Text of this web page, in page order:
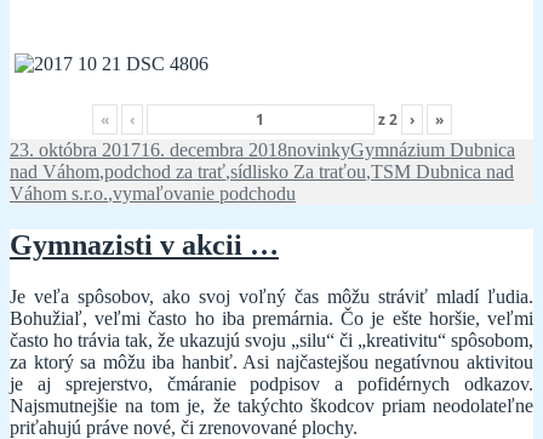
« ‹ z2 ›
»
Publikované
23. októbra 201716. decembra 2018Kategórie
novinkyZnačky
Gymnázium Dubnica
nad Váhom,podchod za trať,sídlisko Za traťou,TSM Dubnica nad
Váhom s.r.o.,vymaľovanie podchodu
Gymnazisti v akcii …
Je veľa spôsobov, ako svoj voľný čas môžu stráviť mladí ľudia.
Bohužiaľ, veľmi často ho iba premárnia. Čo je ešte horšie, veľmi
často ho trávia tak, že ukazujú svoju „silu“ či „kreativitu“ spôsobom,
za ktorý sa môžu iba hanbiť. Asi najčastejšou negatívnou aktivitou
je aj sprejerstvo, čmáranie podpisov a pofidérnych odkazov.
Najsmutnejšie na tom je, že takýchto škodcov priam neodolateľne
priťahujú práve nové, či zrenovované plochy.